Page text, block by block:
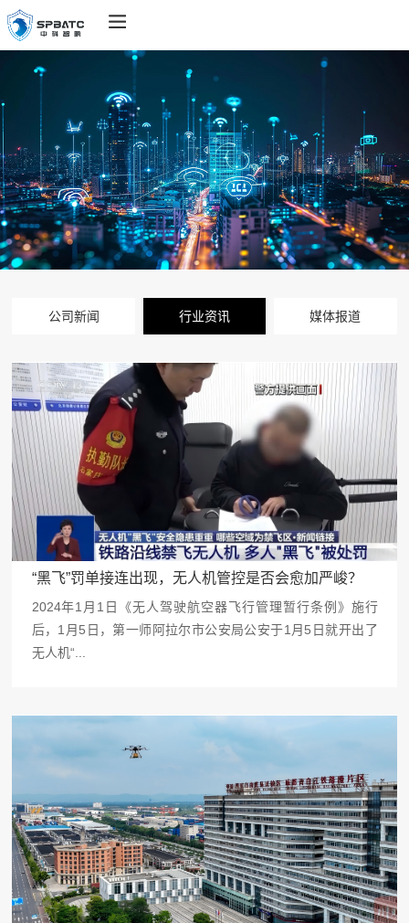
公司新闻 行业资讯 媒体报道
“黑飞”罚单接连出现，无人机管控是否会愈加严峻？
2024年1月1日《无人驾驶航空器飞行管理暂行条例》施行
后，1月5日，第一师阿拉尔市公安局公安于1月5日就开出了
无人机“...